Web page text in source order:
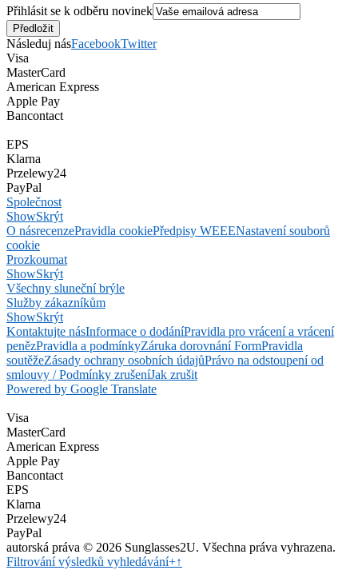
Přihlásit se k odběru novinek
Následuj násFacebookTwitter
Visa
MasterCard
American Express
Apple Pay
Bancontact
EPS
Klarna
Przelewy24
PayPal
Společnost
ShowSkrýt
O násrecenzePravidla cookiePředpisy WEEENastavení souborů
cookie
Prozkoumat
ShowSkrýt
Všechny sluneční brýle
Služby zákazníkům
ShowSkrýt
Kontaktujte násInformace o dodáníPravidla pro vrácení a vrácení
penězPravidla a podmínkyZáruka dorovnání FormPravidla
soutěžeZásady ochrany osobních údajůPrávo na odstoupení od
smlouvy / Podmínky zrušeníJak zrušit
Powered by Google Translate
Visa
MasterCard
American Express
Apple Pay
Bancontact
EPS
Klarna
Przelewy24
PayPal
autorská práva © 2026 Sunglasses2U. Všechna práva vyhrazena.
Filtrování výsledků vyhledávání+↑